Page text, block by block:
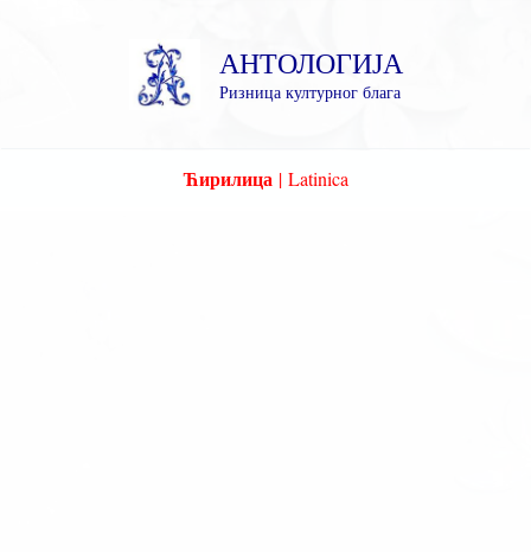
АНТОЛОГИЈА
Ризница културног блага
Ћирилица | Latinica